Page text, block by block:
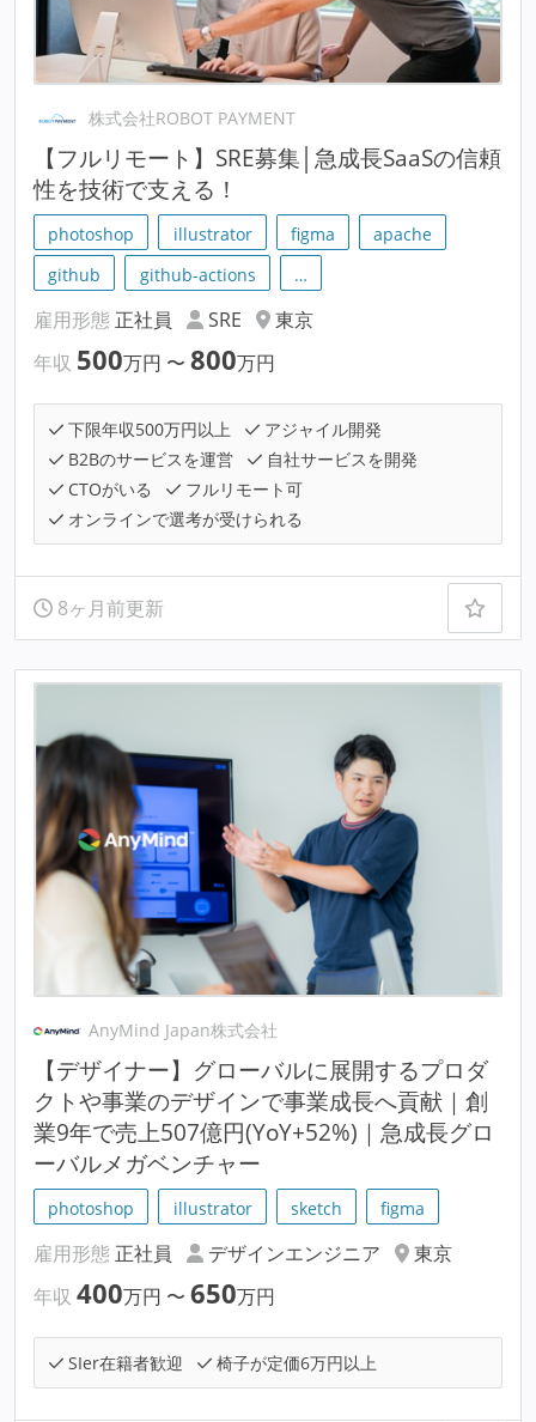
株式会社ROBOT PAYMENT
【フルリモート】SRE募集│急成長SaaSの信頼
性を技術で支える！
photoshop illustrator figma
apache
github
github-actions …
雇用形態 正社員 SRE
東京
年収 500万円 〜 800万円
下限年収500万円以上
アジャイル開発
B2Bのサービスを運営
自社サービスを開発
CTOがいる
フルリモート可
オンラインで選考が受けられる
8ヶ月前更新
AnyMind Japan株式会社
【デザイナー】グローバルに展開するプロダ
クトや事業のデザインで事業成長へ貢献｜創
業9年で売上507億円(YoY+52%)｜急成長グロ
ーバルメガベンチャー
photoshop illustrator sketch figma
雇用形態 正社員 デザインエンジニア
東京
年収 400万円 〜 650万円
SIer在籍者歓迎 椅子が定価6万円以上